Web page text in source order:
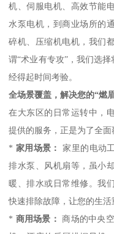
机、伺服电机、高效节能
水泵电机，到商业场所的
碎机、压缩机电机，我们
谓“术业有专攻”，我们选
经得起时间考验。
全场景覆盖，解决您的“燃
在大东区的日常运转中，
提供的服务，正是为了全面
* 家用场景：
家里的电动
排水泵、风机扇等，虽小
暖、排水或日常维修。我
快速排除故障，让您的生活
* 商用场景： 商场的中央